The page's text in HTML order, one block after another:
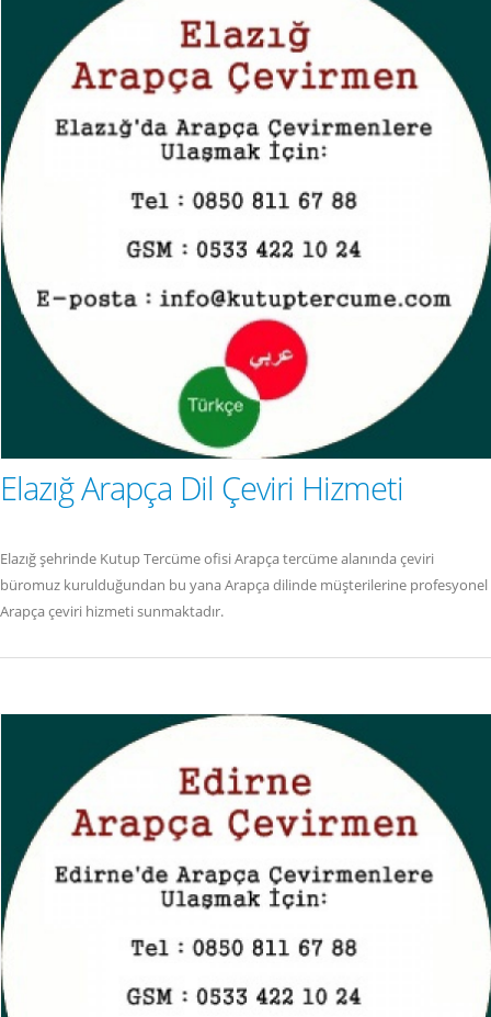
Elazığ Arapça Dil Çeviri Hizmeti
Elazığ şehrinde Kutup Tercüme ofisi Arapça tercüme alanında çeviri
büromuz kurulduğundan bu yana Arapça dilinde müşterilerine profesyonel
Arapça çeviri hizmeti sunmaktadır.